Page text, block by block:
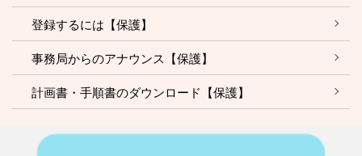
登録するには【保護】
事務局からのアナウンス【保護】
計画書・手順書のダウンロード【保護】